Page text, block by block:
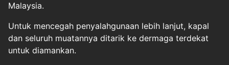
Malaysia.
Untuk mencegah penyalahgunaan lebih lanjut, kapal
dan seluruh muatannya ditarik ke dermaga terdekat
untuk diamankan.